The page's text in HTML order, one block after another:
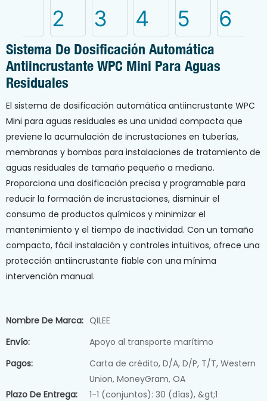
Sistema De Dosificación Automática
Antiincrustante WPC Mini Para Aguas
Residuales
El sistema de dosificación automática antiincrustante WPC
Mini para aguas residuales es una unidad compacta que
previene la acumulación de incrustaciones en tuberías,
membranas y bombas para instalaciones de tratamiento de
aguas residuales de tamaño pequeño a mediano.
Proporciona una dosificación precisa y programable para
reducir la formación de incrustaciones, disminuir el
consumo de productos químicos y minimizar el
mantenimiento y el tiempo de inactividad. Con un tamaño
compacto, fácil instalación y controles intuitivos, ofrece una
protección antiincrustante fiable con una mínima
intervención manual.
Nombre De Marca: QILEE
Envío:
Apoyo al transporte marítimo
Pagos:
Carta de crédito, D/A, D/P, T/T, Western
Union, MoneyGram, OA
Plazo De Entrega:
1-1 (conjuntos): 30 (días), &gt;1